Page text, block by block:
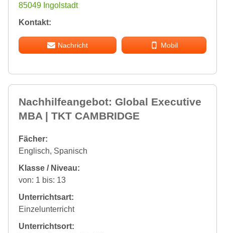
85049 Ingolstadt
Kontakt:
Nachricht Mobil
Nachhilfeangebot: Global Executive
MBA | TKT CAMBRIDGE
Fächer:
Englisch, Spanisch
Klasse / Niveau:
von: 1 bis: 13
Unterrichtsart:
Einzelunterricht
Unterrichtsort: